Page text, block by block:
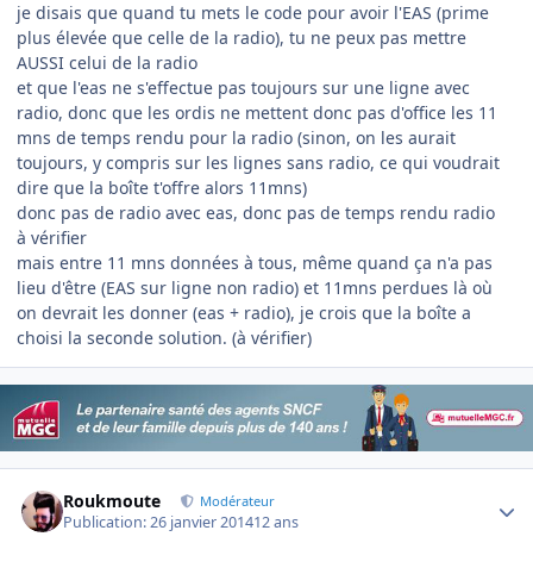
je disais que quand tu mets le code pour avoir l'EAS (prime
plus élevée que celle de la radio), tu ne peux pas mettre
AUSSI celui de la radio
et que l'eas ne s'effectue pas toujours sur une ligne avec
radio, donc que les ordis ne mettent donc pas d'office les 11
mns de temps rendu pour la radio (sinon, on les aurait
toujours, y compris sur les lignes sans radio, ce qui voudrait
dire que la boîte t'offre alors 11mns)
donc pas de radio avec eas, donc pas de temps rendu radio
à vérifier
mais entre 11 mns données à tous, même quand ça n'a pas
lieu d'être (EAS sur ligne non radio) et 11mns perdues là où
on devrait les donner (eas + radio), je crois que la boîte a
choisi la seconde solution. (à vérifier)
Roukmoute Modérateur
Publication:26 janvier 201412 ans